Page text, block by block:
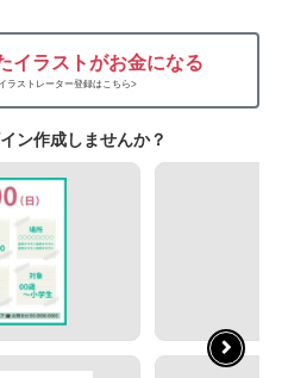
イラストがお金になる
ラストレーター登録はこちら>
ン作成しませんか？